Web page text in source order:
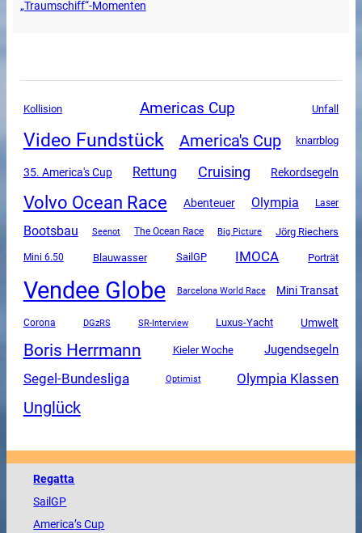
„Traumschiff“-Momenten
Kollision Americas Cup Unfall
Video Fundstück America's Cup knarrblog
35. America's Cup Rettung Cruising Rekordsegeln
Volvo Ocean Race Abenteuer Olympia Laser
Bootsbau Seenot The Ocean Race Big Picture Jörg Riechers
Mini 6.50 Blauwasser SailGP IMOCA Porträt
Vendee Globe Barcelona World Race Mini Transat
Corona DGzRS SR-Interview Luxus-Yacht Umwelt
Boris Herrmann Kieler Woche Jugendsegeln
Segel-Bundesliga Optimist Olympia Klassen
Unglück
Regatta
SailGP
America’s Cup